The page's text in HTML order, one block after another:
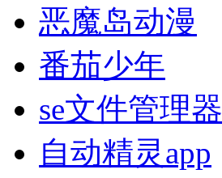
恶魔岛动漫
番茄少年
se文件管理器
自动精灵app